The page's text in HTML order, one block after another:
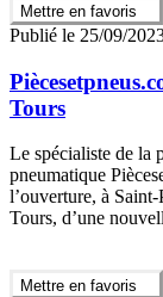
Mettre en favoris
Publié le 25/09/
Tours
Le spécialiste de la
pneumatique
l’ouverture, à
Tours, d’une
Mettre en favoris